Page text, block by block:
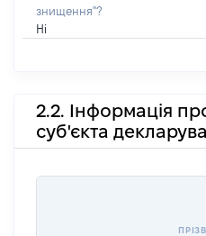
знищення"?
Ні
2.2. Інформація
суб'єкта